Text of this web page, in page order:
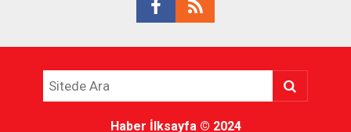
Haber İlksayfa © 2024